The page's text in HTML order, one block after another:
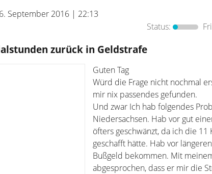
September 2016 | 22:13
Status:
zurück in Geldstrafe
Guten Tag
Würd die Frage nicht nochmal
mir nix passendes gefunden.
Und zwar Ich hab folgendes
Niedersachsen. Hab vor gut
öfters geschwänzt, da ich die 11
geschafft hätte. Hab vor
Bußgeld bekommen. Mit
abgesprochen, dass er mir die